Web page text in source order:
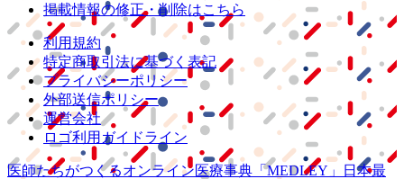
掲載情報の修正・削除はこちら
利用規約
特定商取引法に基づく表記
プライバシーポリシー
外部送信ポリシー
運営会社
ロゴ利用ガイドライン
医師たちがつくるオンライン医療事典 「MEDLEY」
日本最